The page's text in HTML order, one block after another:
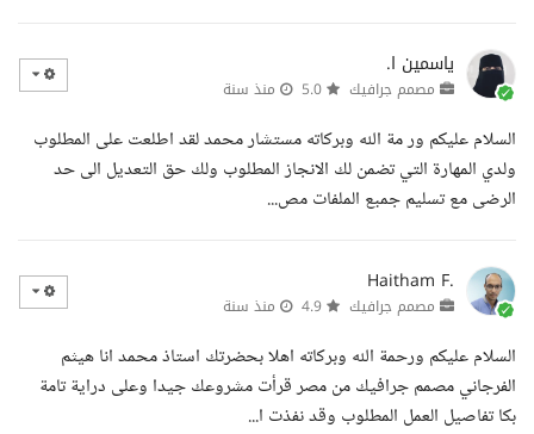
ياسمين ا.
مصمم جرافيك منذ سنة
السلام عليكم ور مة الله وبركاته مستشار محمد لقد اطلعت على المطلوب
ولدي المهارة التي تضمن لك الانجاز المطلوب ولك حق التعديل الى حد
الرضى مع تسليم جمبع الملفات مص...
Haitham F.
مصمم جرافيك منذ سنة
السلام عليكم ورحمة الله وبركاته اهلا بحضرتك استاذ محمد انا هيثم
الفرجاني مصمم جرافيك من مصر قرأت مشروعك جيدا وعلى دراية تامة
بكا تفاصيل العمل المطلوب وقد نفذت ا...